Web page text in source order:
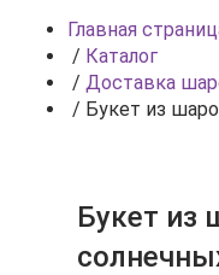
Главная
/ Каталог
/ Доставка
/ Букет из
Букет из